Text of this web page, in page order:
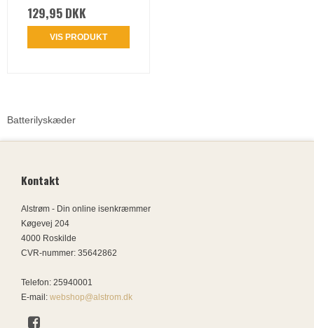
129,95 DKK
VIS PRODUKT
Batterilyskæder
Kontakt
Alstrøm - Din online isenkræmmer
Køgevej 204
4000 Roskilde
CVR-nummer: 35642862
Telefon: 25940001
E-mail : webshop@alstrom.dk